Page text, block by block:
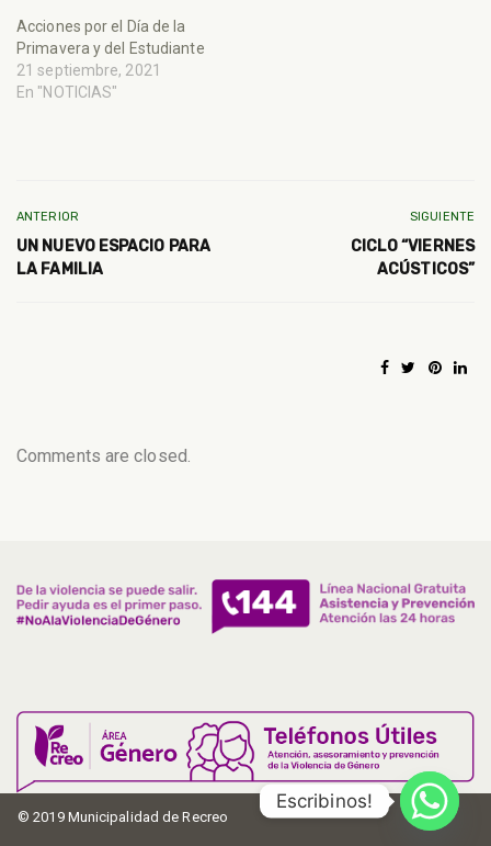
Acciones por el Día de la
Primavera y del Estudiante
21 septiembre, 2021
En "NOTICIAS"
ANTERIOR
UN NUEVO ESPACIO PARA
LA FAMILIA
SIGUIENTE
CICLO “VIERNES
ACÚSTICOS”
Comments are closed.
© 2019 Municipalidad de Recreo
Escribinos!